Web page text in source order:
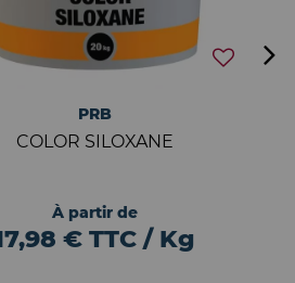
PRB
COLOR SILOXANE
À partir de
€ TTC / Kg